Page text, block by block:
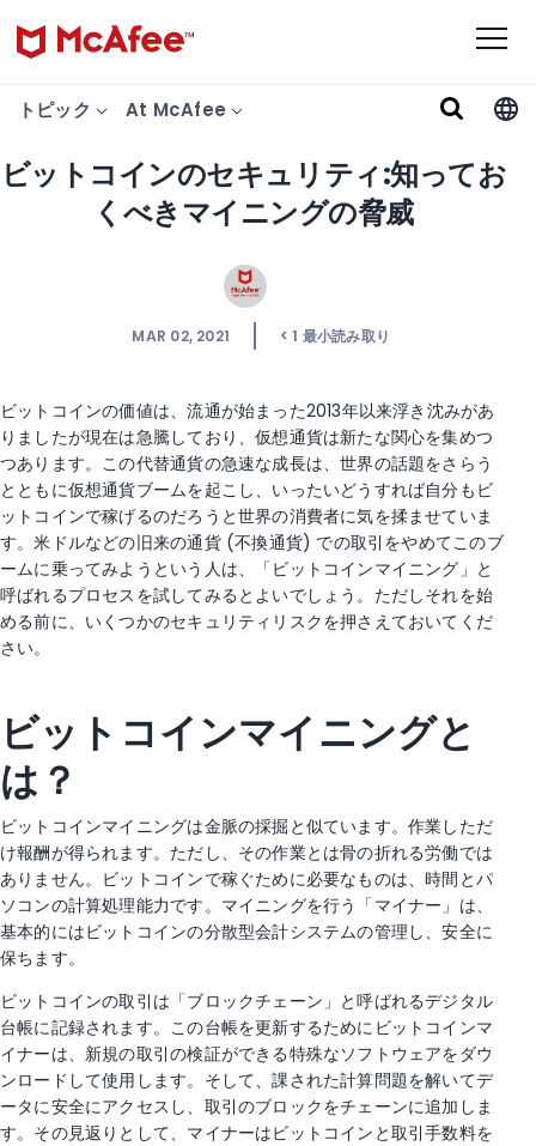
トピック At McAfee
ビットコインのセキュリティ:知ってお
くべきマイニングの脅威
MAR 02, 2021 < 1 最小読み取り
ビットコインの価値は、流通が始まった2013年以来浮き沈みがあ
りましたが現在は急騰しており、仮想通貨は新たな関心を集めつ
つあります。この代替通貨の急速な成長は、世界の話題をさらう
とともに仮想通貨ブームを起こし、いったいどうすれば自分もビ
ットコインで稼げるのだろうと世界の消費者に気を揉ませていま
す。米ドルなどの旧来の通貨 (不換通貨) での取引をやめてこのブ
ームに乗ってみようという人は、「ビットコインマイニング」と
呼ばれるプロセスを試してみるとよいでしょう。ただしそれを始
める前に、いくつかのセキュリティリスクを押さえておいてくだ
さい。
ビットコインマイニングと
は？
ビットコインマイニングは金脈の採掘と似ています。作業しただ
け報酬が得られます。ただし、その作業とは骨の折れる労働では
ありません。ビットコインで稼ぐために必要なものは、時間とパ
ソコンの計算処理能力です。マイニングを行う「マイナー」は、
基本的にはビットコインの分散型会計システムの管理し、安全に
保ちます。
ビットコインの取引は「ブロックチェーン」と呼ばれるデジタル
台帳に記録されます。この台帳を更新するためにビットコインマ
イナーは、新規の取引の検証ができる特殊なソフトウェアをダウ
ンロードして使用します。そして、課された計算問題を解いてデ
ータに安全にアクセスし、取引のブロックをチェーンに追加しま
す。その見返りとして、マイナーはビットコインと取引手数料を